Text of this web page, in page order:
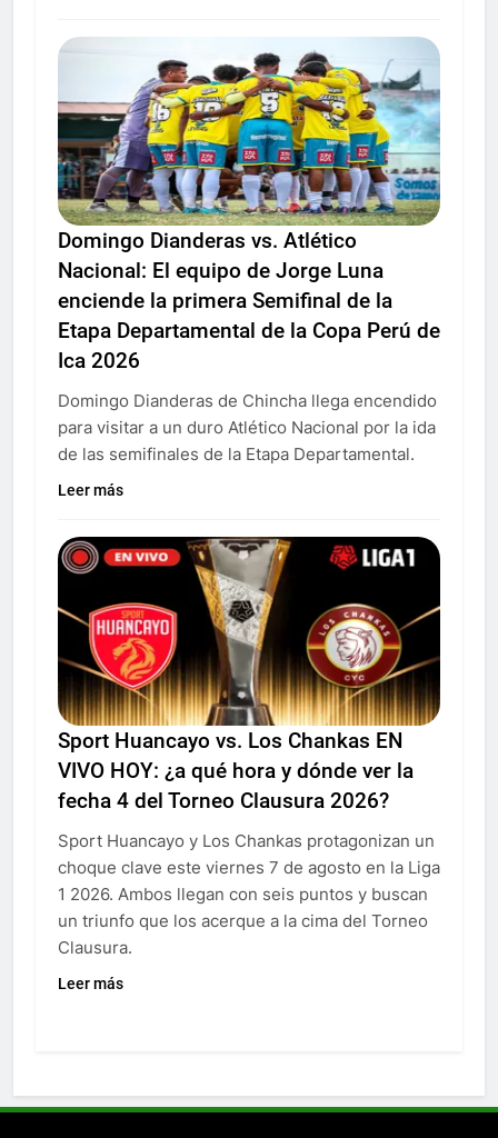
Domingo Dianderas vs. Atlético
Nacional: El equipo de Jorge Luna
enciende la primera Semifinal de la
Etapa Departamental de la Copa Perú de
Ica 2026
Domingo Dianderas de Chincha llega encendido
para visitar a un duro Atlético Nacional por la ida
de las semifinales de la Etapa Departamental.
Leer más
Sport Huancayo vs. Los Chankas EN
VIVO HOY: ¿a qué hora y dónde ver la
fecha 4 del Torneo Clausura 2026?
Sport Huancayo y Los Chankas protagonizan un
choque clave este viernes 7 de agosto en la Liga
1 2026. Ambos llegan con seis puntos y buscan
un triunfo que los acerque a la cima del Torneo
Clausura.
Leer más